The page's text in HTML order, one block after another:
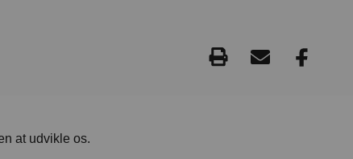
at udvikle os.